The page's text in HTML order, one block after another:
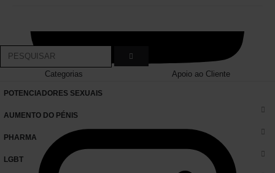
Categorias Apoio ao Cliente
POTENCIADORES SEXUAIS
AUMENTO DO PÉNIS
PHARMA
LGBT